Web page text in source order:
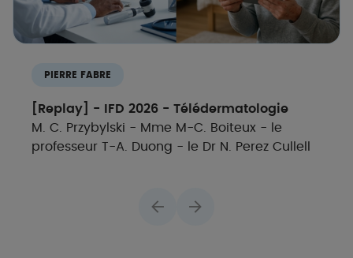
PIERRE FABRE
[Replay] - IFD 2026 - Télédermatologie
M. C. Przybylski - Mme M-C. Boiteux - le
professeur T-A. Duong - le Dr N. Perez Cullell